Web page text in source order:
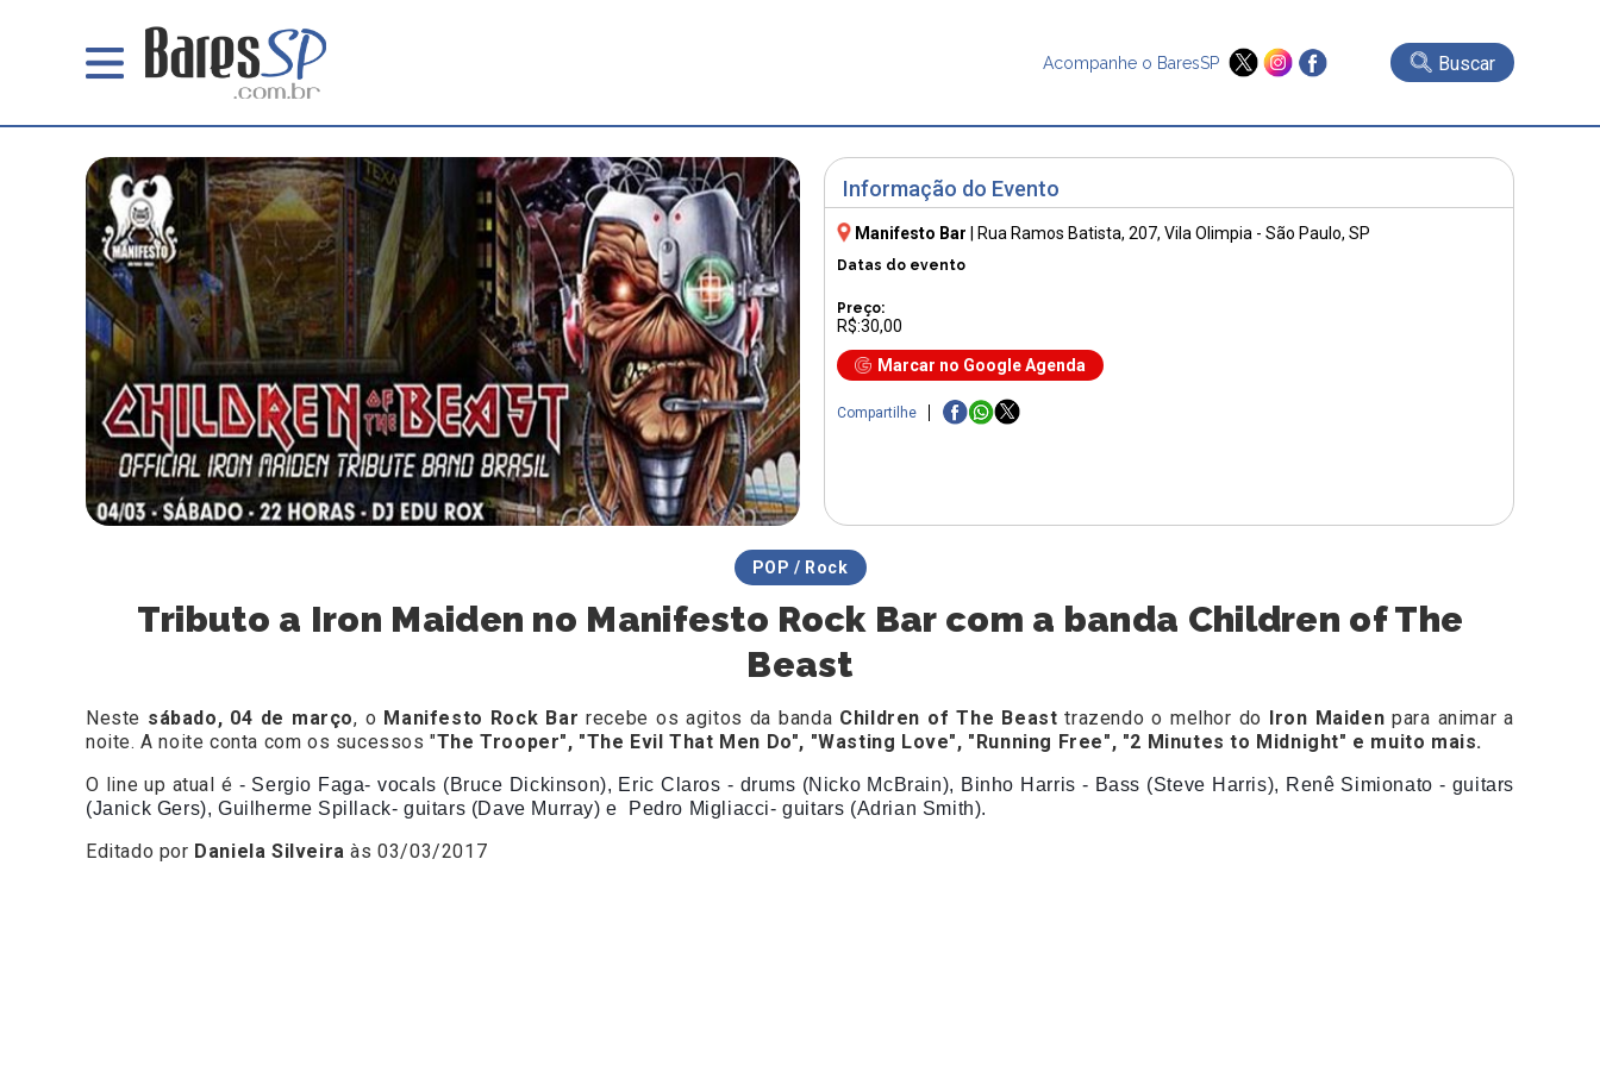
Acompanhe o BaresSP Buscar
Informação do Evento
Manifesto Bar Rua Ramos Batista, 207, Vila Olimpia - São Paulo, SP
Datas do evento
Preço:
R$:30,00
Marcar no Google Agenda
Compartilhe
POP / Rock
Tributo a Iron Maiden no Manifesto Rock Bar com a banda Children of The
Beast
Neste sábado, 04 de março, o Manifesto Rock Bar recebe os agitos da banda Children of The Beasttrazendoo melhor do Iron Maidenpara animar a
noite. A noite conta com os sucessos "The Trooper", "The Evil That Men Do", "Wasting Love", "Running Free", "2 Minutes to Midnight" e muito mais.
O line up atual é - Sergio Faga- vocals (Bruce Dickinson), Eric Claros - drums (Nicko McBrain), Binho Harris - Bass (Steve Harris), Renê Simionato - guitars
(Janick Gers), Guilherme Spillack- guitars (Dave Murray) e Pedro Migliacci- guitars (Adrian Smith).
Editado por Daniela Silveira às 03/03/2017